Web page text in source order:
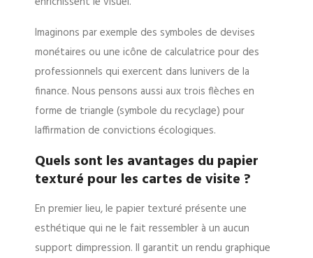
Imaginons par exemple des symboles de devises
monétaires ou une icône de calculatrice pour des
professionnels qui exercent dans lunivers de la
finance. Nous pensons aussi aux trois flèches en
forme de triangle (symbole du recyclage) pour
laffirmation de convictions écologiques.
Quels sont les avantages du papier
texturé pour les cartes de visite ?
En premier lieu, le papier texturé présente une
esthétique qui ne le fait ressembler à un aucun
support dimpression. Il garantit un rendu graphique